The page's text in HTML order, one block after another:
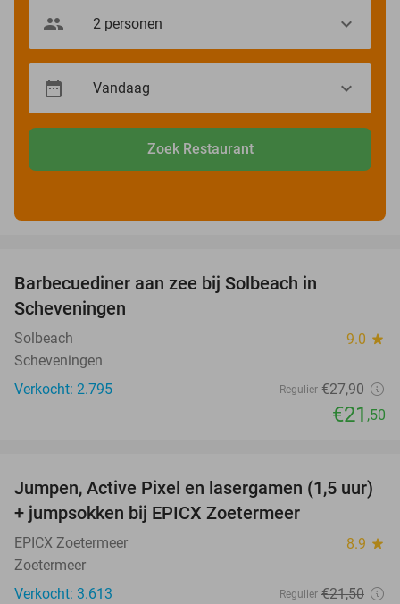
Zoek Restaurant
Barbecuediner aan zee bij Solbeach in
Scheveningen
Solbeach 9.0 star
Scheveningen
Verkocht: 2.795
Regulier €27,90
€21 ,50
30%
Jumpen, Active Pixel en lasergamen (1,5 uur)
+ jumpsokken bij EPICX Zoetermeer
EPICX Zoetermeer 8.9 star
Zoetermeer
Verkocht: 3.613
Regulier €21,50